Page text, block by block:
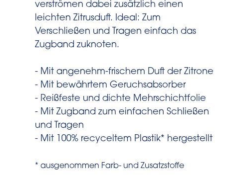
verströmen dabei zusätzlich einen
leichten Zitrusduft. Ideal: Zum
Verschließen und Tragen einfach das
Zugband zuknoten.
- Mit angenehm-frischem Duft der Zitrone
- Mit bewährtem Geruchsabsorber
- Reißfeste und dichte Mehrschichtfolie
- Mit Zugband zum einfachen Schließen
und Tragen
- Mit 100% recyceltem Plastik* hergestellt
* ausgenommen Farb- und Zusatzstoffe